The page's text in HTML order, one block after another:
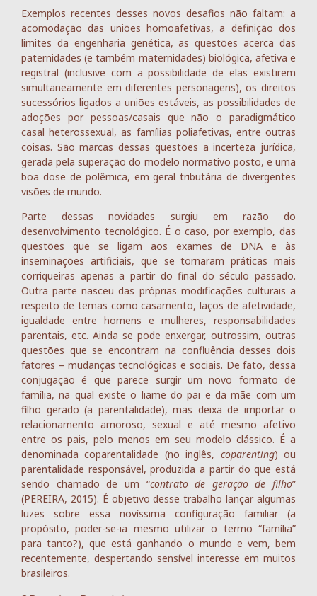
Exemplos recentes desses novos desafios não faltam: a
acomodação das uniões homoafetivas, a definição dos
limites da engenharia genética, as questões acerca das
paternidades (e também maternidades) biológica, afetiva e
registral (inclusive com a possibilidade de elas existirem
simultaneamente em diferentes personagens), os direitos
sucessórios ligados a uniões estáveis, as possibilidades de
adoções por pessoas/casais que não o paradigmático
casal heterossexual, as famílias poliafetivas, entre outras
coisas. São marcas dessas questões a incerteza jurídica,
gerada pela superação do modelo normativo posto, e uma
boa dose de polêmica, em geral tributária de divergentes
visões de mundo.
Parte dessas novidades surgiu em razão do
desenvolvimento tecnológico. É o caso, por exemplo, das
questões que se ligam aos exames de DNA e às
inseminações artificiais, que se tornaram práticas mais
corriqueiras apenas a partir do final do século passado.
Outra parte nasceu das próprias modificações culturais a
respeito de temas como casamento, laços de afetividade,
igualdade entre homens e mulheres, responsabilidades
parentais, etc. Ainda se pode enxergar, outrossim, outras
questões que se encontram na confluência desses dois
fatores – mudanças tecnológicas e sociais. De fato, dessa
conjugação é que parece surgir um novo formato de
família, na qual existe o liame do pai e da mãe com um
filho gerado (a parentalidade), mas deixa de importar o
relacionamento amoroso, sexual e até mesmo afetivo
entre os pais, pelo menos em seu modelo clássico. É a
denominada coparentalidade (no inglês, coparenting) ou
parentalidade responsável, produzida a partir do que está
sendo chamado de um “contrato de geração de filho”
(PEREIRA, 2015). É objetivo desse trabalho lançar algumas
luzes sobre essa novíssima configuração familiar (a
propósito, poder-se-ia mesmo utilizar o termo “família”
para tanto?), que está ganhando o mundo e vem, bem
recentemente, despertando sensível interesse em muitos
brasileiros.